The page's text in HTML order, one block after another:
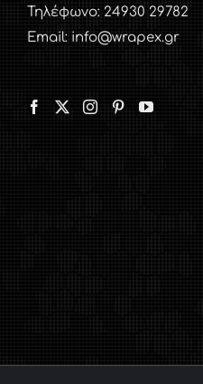
Τηλέφωνο: 24930 29782
Email: info@wrapex.gr